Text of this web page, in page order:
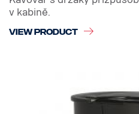
v kabině.
VIEW PRODUCT